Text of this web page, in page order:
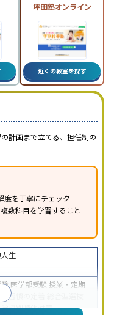
坪田塾オンライン
近くの教室を探す
計画まで立てる、担任制の
度を丁寧にチェック
数科目を学習すること
生
医学部受験 授業・定期
習習慣の定着
学校別特化対策